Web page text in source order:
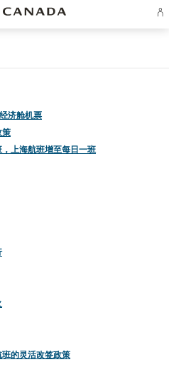
登
济舱机票
策
上海航班增至每日一班
的灵活改签政策